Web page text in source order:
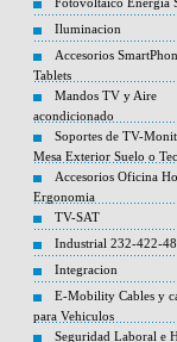
Iluminacion
Accesorios
Tablets
Mandos TV y Aire
acondicionado
Soportes de TV-
Mesa Exterior Suelo o
Accesorios Oficina
Ergonomia
TV-SAT
Industrial 232-422-
Integracion
E-Mobility Cables y
para Vehiculos
Seguridad Laboral e